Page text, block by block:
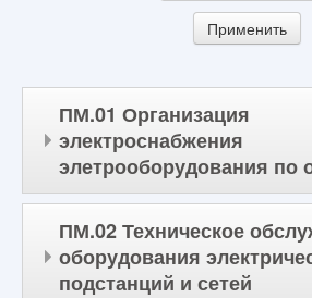
ПМ.01 Организация
электроснабжения
элетрооборудования по
ПМ.02 Техническое
оборудования
подстанций и сетей